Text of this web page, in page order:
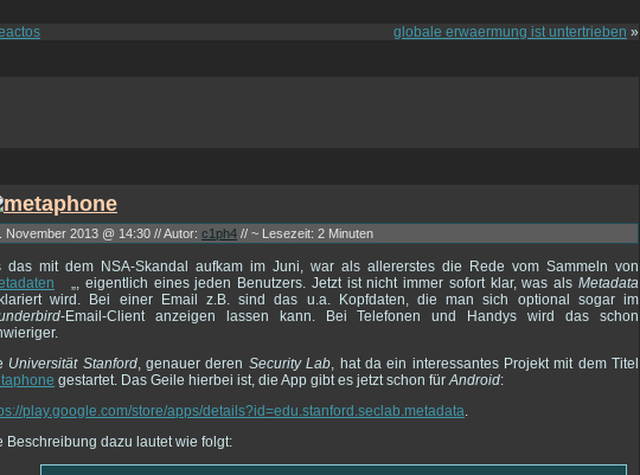
globale erwaermung ist untertrieben »
November 2013 @ 14:30 // Autor: c1ph4 // ~ Lesezeit: 2 Minuten
das mit dem NSA-Skandal aufkam im Juni, war als allererstes die Rede vom Sammeln von
„, eigentlich eines jeden Benutzers. Jetzt ist nicht immer sofort klar, was als Metadata
wird. Bei einer Email z.B. sind das u.a. Kopfdaten, die man sich optional sogar im
-Email-Client anzeigen lassen kann. Bei Telefonen und Handys wird das schon
Universität Stanford, genauer deren Security Lab, hat da ein interessantes Projekt mit dem Titel
gestartet. Das Geile hierbei ist, die App gibt es jetzt schon fürAndroid:
play.google.com/store/apps/details?id=edu.stanford.seclab.metadata.
Beschreibung dazu lautet wie folgt: